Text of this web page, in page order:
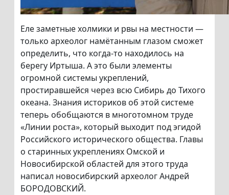
Еле заметные холмики и рвы на местности —
только археолог намётанным глазом сможет
определить, что когда-то находилось на
берегу Иртыша. А это были элементы
огромной системы укреплений,
простиравшейся через всю Сибирь до Тихого
океана. Знания историков об этой системе
теперь обобщаются в многотомном труде
«Линии роста», который выходит под эгидой
Российского исторического общества. Главы
о старинных укреплениях Омской и
Новосибирской областей для этого труда
написал новосибирский археолог Андрей
БОРОДОВСКИЙ.